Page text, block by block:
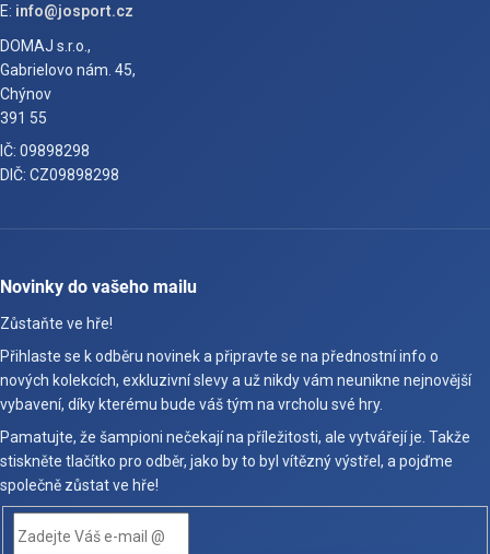
E: info@josport.cz
DOMAJ s.r.o.,
Gabrielovo nám. 45,
Chýnov
391 55
IČ: 09898298
DIČ: CZ09898298
Novinky do vašeho mailu
Zůstaňte ve hře!
Přihlaste se k odběru novinek a připravte se na přednostní info o
nových kolekcích, exkluzivní slevy a už nikdy vám neunikne nejnovější
vybavení, díky kterému bude váš tým na vrcholu své hry.
Pamatujte, že šampioni nečekají na příležitosti, ale vytvářejí je. Takže
stiskněte tlačítko pro odběr, jako by to byl vítězný výstřel, a pojďme
společně zůstat ve hře!